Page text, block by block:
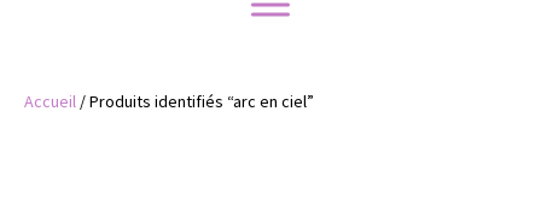
Accueil / Produits identifiés “arc en ciel”